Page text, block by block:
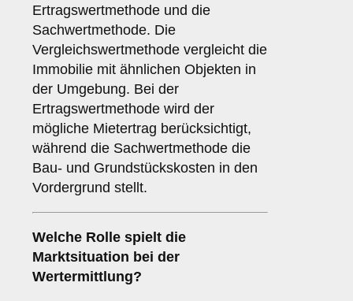
Ertragswertmethode und die
Sachwertmethode. Die
Vergleichswertmethode vergleicht die
Immobilie mit ähnlichen Objekten in
der Umgebung. Bei der
Ertragswertmethode wird der
mögliche Mietertrag berücksichtigt,
während die Sachwertmethode die
Bau- und Grundstückskosten in den
Vordergrund stellt.
Welche Rolle spielt die
Marktsituation bei der
Wertermittlung?